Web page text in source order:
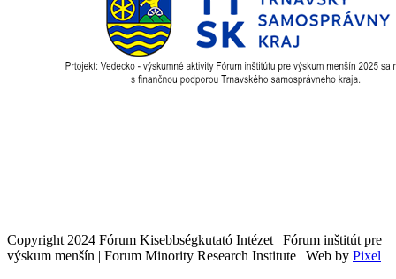
Copyright 2024 Fórum Kisebbségkutató Intézet | Fórum inštitút pre
výskum menšín | Forum Minority Research Institute | Web by Pixel